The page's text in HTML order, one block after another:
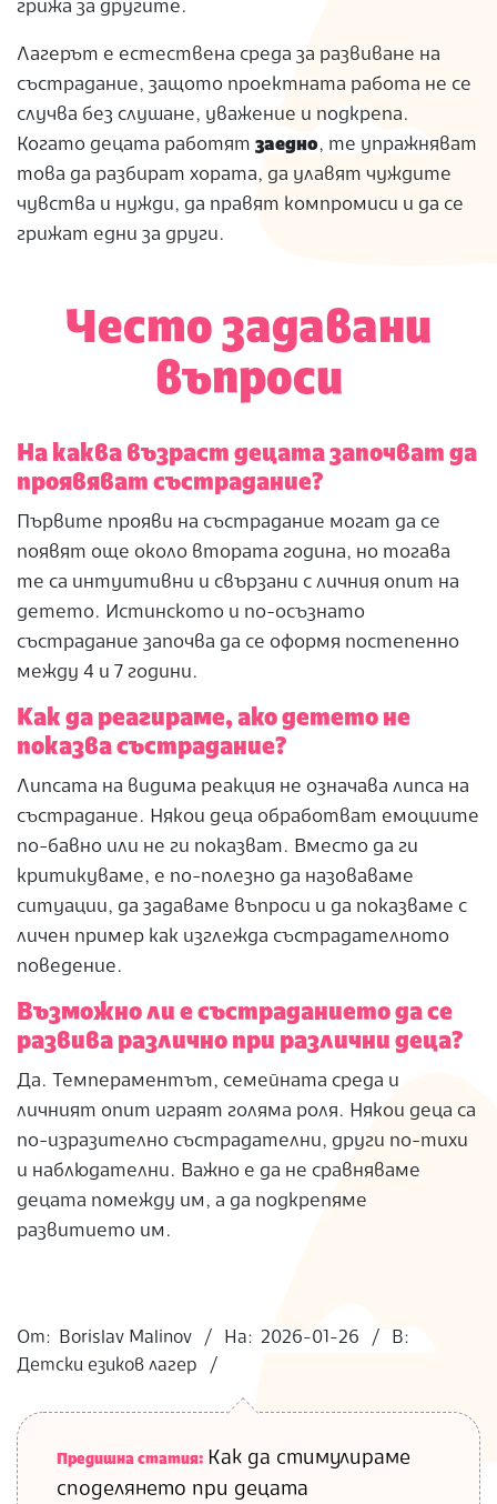
грижа за другите.
Лагерът е естествена среда за развиване на
състрадание, защото проектната работа не се
случва без слушане, уважение и подкрепа.
Когато децата работят заедно, те упражняват
това да разбират хората, да улавят чуждите
чувства и нужди, да правят компромиси и да се
грижат едни за други.
Често задавани
въпроси
На каква възраст децата започват да
проявяват състрадание?
Първите прояви на състрадание могат да се
появят още около втората година, но тогава
те са интуитивни и свързани с личния опит на
детето. Истинското и по-осъзнато
състрадание започва да се оформя постепенно
между 4 и 7 години.
Как да реагираме, ако детето не
показва състрадание?
Липсата на видима реакция не означава липса на
състрадание. Някои деца обработват емоциите
по-бавно или не ги показват. Вместо да ги
критикуваме, е по-полезно да назоваваме
ситуации, да задаваме въпроси и да показваме с
личен пример как изглежда състрадателното
поведение.
Възможно ли е състраданието да се
развива различно при различни деца?
Да. Темпераментът, семейната среда и
личният опит играят голяма роля. Някои деца са
по-изразително състрадателни, други по-тихи
и наблюдателни. Важно е да не сравняваме
децата помежду им, а да подкрепяме
развитието им.
01-
26
От: Borislav Malinov На: 2026-01-26
В:
Детски езиков лагер
Предишна статия: Как да стимулираме
споделянето при децата